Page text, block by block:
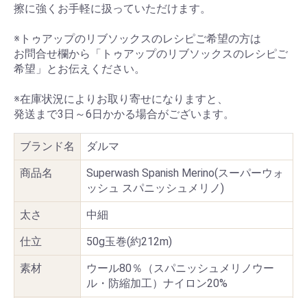
擦に強くお手軽に扱っていただけます。
※トゥアップのリブソックスのレシピご希望の方は
お問合せ欄から「トゥアップのリブソックスのレシピご
希望」とお伝えください。
※在庫状況によりお取り寄せになりますと、
発送まで3日～6日かかる場合がございます。
ブランド名 ダルマ
商品名
Superwash Spanish Merino(スーパーウォ
ッシュ スパニッシュメリノ)
太さ 中細
仕立 50g玉巻(約212m)
素材
ウール80％（スパニッシュメリノウー
ル・防縮加工）ナイロン20%